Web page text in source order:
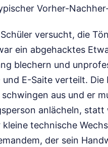
Vorher-
versucht, die
ein abgehacktes
blechern und
und E-Saite verteilt.
aus und er
anlächeln,
kleine technische
der sein